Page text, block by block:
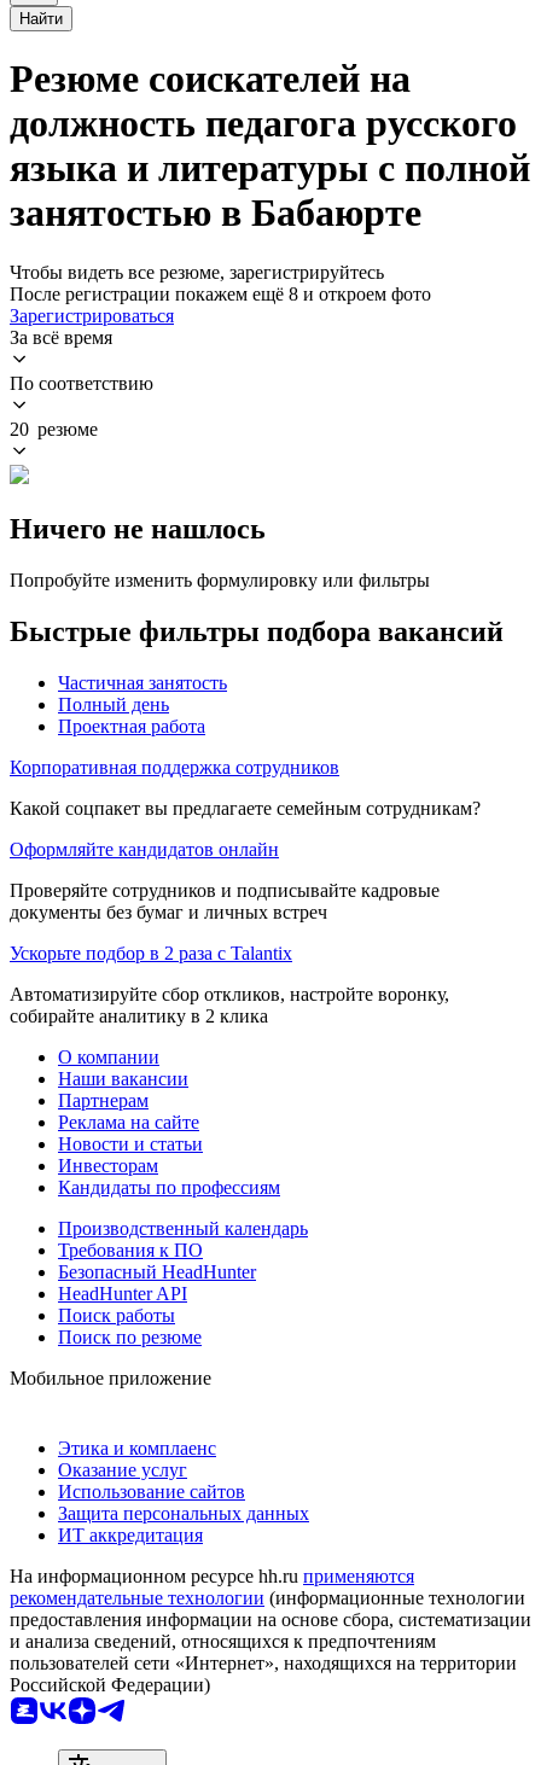
Найти
Резюме соискателей на
должность педагога русского
языка и литературы с полной
занятостью в Бабаюрте
Чтобы видеть все резюме, зарегистрируйтесь
После регистрации покажем ещё 8 и откроем фото
Зарегистрироваться
За всё время
По соответствию
20 резюме
Ничего не нашлось
Попробуйте изменить формулировку или фильтры
Быстрые фильтры подбора вакансий
Частичная занятость
Полный день
Проектная работа
Корпоративная поддержка сотрудников
Какой соцпакет вы предлагаете семейным сотрудникам?
Оформляйте кандидатов онлайн
Проверяйте сотрудников и подписывайте кадровые
документы без бумаг и личных встреч
Ускорьте подбор в 2 раза с Talantix
Автоматизируйте сбор откликов, настройте воронку,
собирайте аналитику в 2 клика
О компании
Наши вакансии
Партнерам
Реклама на сайте
Новости и статьи
Инвесторам
Кандидаты по профессиям
Производственный календарь
Требования к ПО
Безопасный HeadHunter
HeadHunter API
Поиск работы
Поиск по резюме
Мобильное приложение
Этика и комплаенс
Оказание услуг
Использование сайтов
Защита персональных данных
ИТ аккредитация
На информационном ресурсе hh.ru применяются
рекомендательные технологии (информационные технологии
предоставления информации на основе сбора, систематизации
и анализа сведений, относящихся к предпочтениям
пользователей сети «Интернет», находящихся на территории
Российской Федерации)